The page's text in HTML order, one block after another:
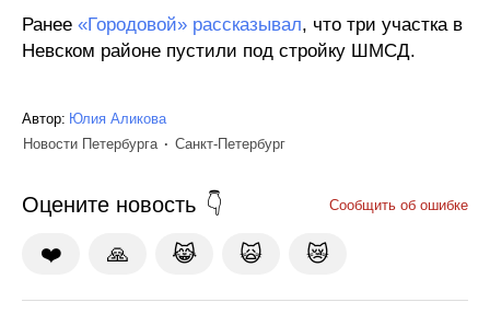
Ранее «Городовой» рассказывал, что три участка в
Невском районе пустили под стройку ШМСД.
Автор: Юлия Аликова
Новости Петербурга
Санкт-Петербург
Оцените новость Сообщить об ошибке
❤️ 🙏 😹 🙀 😿